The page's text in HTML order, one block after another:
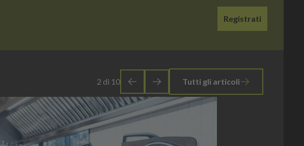
Registrati
3 di 10 Tutti gli articoli